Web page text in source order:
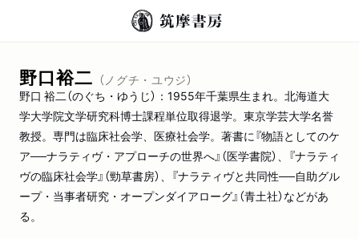
野口裕二 （ノグチ・ユウジ）
野口 裕二（のぐち・ゆうじ）：1955年千葉県生まれ。北海道大
学大学院文学研究科博士課程単位取得退学。東京学芸大学名誉
教授。専門は臨床社会学、医療社会学。著書に『物語としてのケ
ア──ナラティヴ・アプローチの世界へ』（医学書院）、『ナラティ
ヴの臨床社会学』（勁草書房）、『ナラティヴと共同性──自助グル
ープ・当事者研究・オープンダイアローグ』（青土社）などがあ
る。